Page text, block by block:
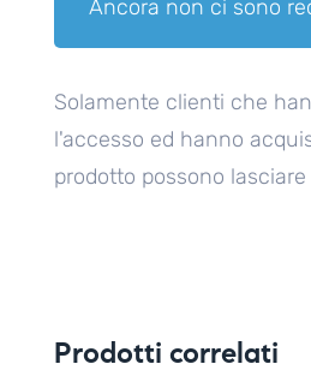
Ancora non ci sono
Solamente clienti che
l'accesso ed hanno
prodotto possono
Prodotti correlati